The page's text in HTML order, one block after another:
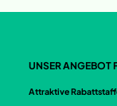
UNSER ANGEBOT
Attraktive